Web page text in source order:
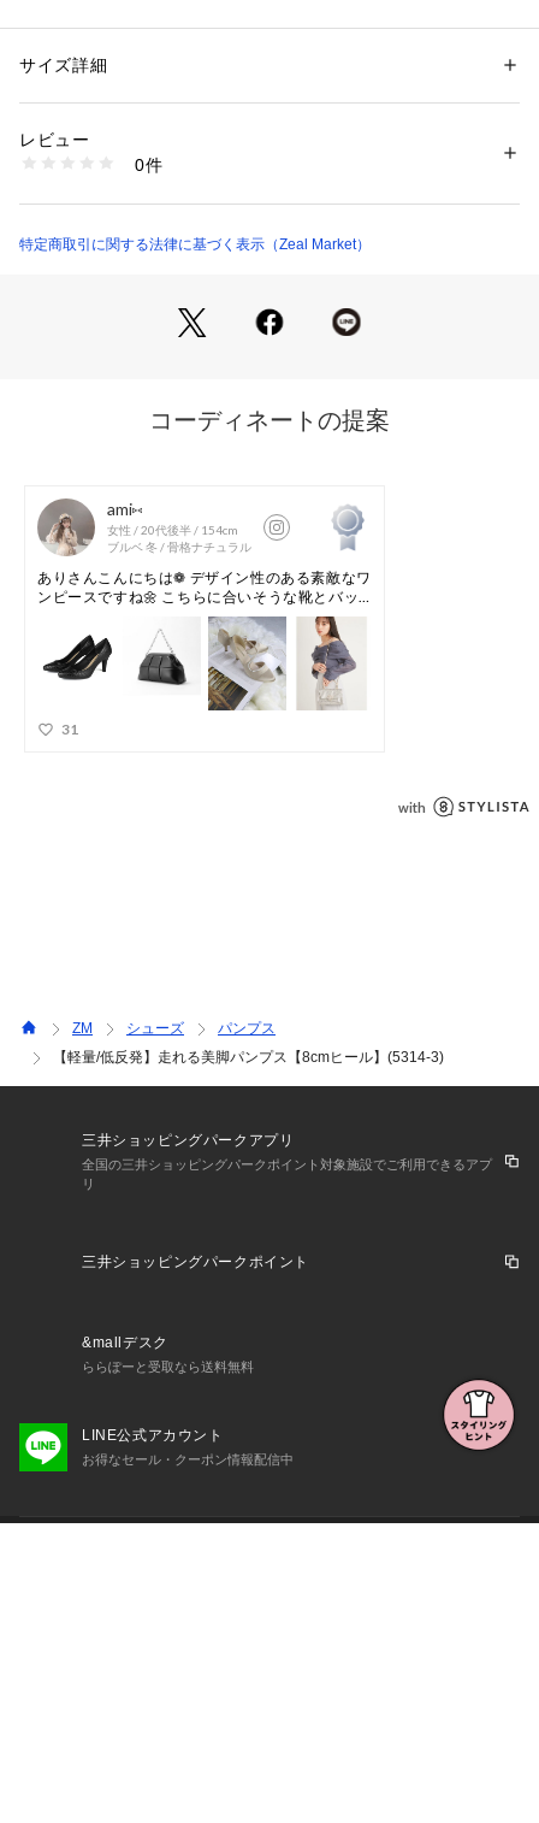
シーン、季節を選ばず1年中履いていただけます。
います。
【美脚のひみつ】
脚を長く綺麗に見せる8cmヒール。
■つま先
尖りすぎず、丸過ぎない、程良いポインテッドトゥ。
上品ですっきりとした印象を与えます。
■履き口 指の付け根が少し見える甲浅デザイン。
そんな悩みを解決する機能を備えています。
衝撃を吸収する"もちもちクッション"がインソール全面に使用
かかとを優しく包むかかとパッド付で、靴擦れを防止します。
また、かかとパッドがあることで、甲浅デザインでも靴脱げし
にくいのも嬉しいポイント！
性別：レディース
タグ：パーティー 結婚式
合成底
55-5314-3 （ショップ）
サイズ詳細
レビュー
0件
特定商取引に関する法律に基づく表示（Zeal Market）
ZM シューズ
パンプス
【軽量/低反発】走れる美脚パンプス【8cmヒール】(5314-3)
三井ショッピングパークアプリ
全国の三井ショッピングパークポイント対象施設でご利用できるアプ
リ
三井ショッピングパークポイント
&mallデスク
ららぽーと受取なら送料無料
LINE公式アカウント
お得なセール・クーポン情報配信中